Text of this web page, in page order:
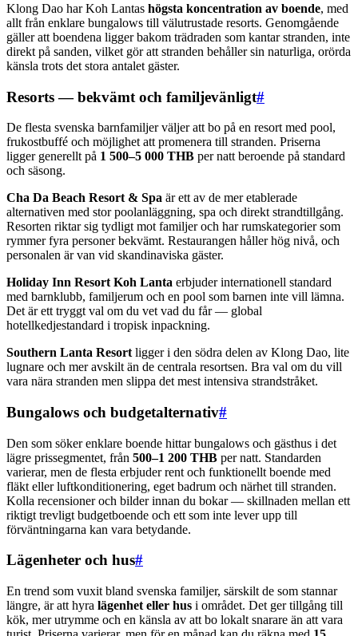
Klong Dao har Koh Lantas högsta koncentration av boende, med
allt från enklare bungalows till välutrustade resorts. Genomgående
gäller att boendena ligger bakom trädraden som kantar stranden, inte
direkt på sanden, vilket gör att stranden behåller sin naturliga, orörda
känsla trots det stora antalet gäster.
Resorts — bekvämt och familjevänligt#
De flesta svenska barnfamiljer väljer att bo på en resort med pool,
frukostbuffé och möjlighet att promenera till stranden. Priserna
ligger generellt på 1 500–5 000 THB per natt beroende på standard
och säsong.
Cha Da Beach Resort & Spa är ett av de mer etablerade
alternativen med stor poolanläggning, spa och direkt strandtillgång.
Resorten riktar sig tydligt mot familjer och har rumskategorier som
rymmer fyra personer bekvämt. Restaurangen håller hög nivå, och
personalen är van vid skandinaviska gäster.
Holiday Inn Resort Koh Lanta erbjuder internationell standard
med barnklubb, familjerum och en pool som barnen inte vill lämna.
Det är ett tryggt val om du vet vad du får — global
hotellkedjestandard i tropisk inpackning.
Southern Lanta Resort ligger i den södra delen av Klong Dao, lite
lugnare och mer avskilt än de centrala resortsen. Bra val om du vill
vara nära stranden men slippa det mest intensiva strandstråket.
Bungalows och budgetalternativ#
Den som söker enklare boende hittar bungalows och gästhus i det
lägre prissegmentet, från 500–1 200 THB per natt. Standarden
varierar, men de flesta erbjuder rent och funktionellt boende med
fläkt eller luftkonditionering, eget badrum och närhet till stranden.
Kolla recensioner och bilder innan du bokar — skillnaden mellan ett
riktigt trevligt budgetboende och ett som inte lever upp till
förväntningarna kan vara betydande.
Lägenheter och hus#
En trend som vuxit bland svenska familjer, särskilt de som stannar
längre, är att hyra lägenhet eller hus i området. Det ger tillgång till
kök, mer utrymme och en känsla av att bo lokalt snarare än att vara